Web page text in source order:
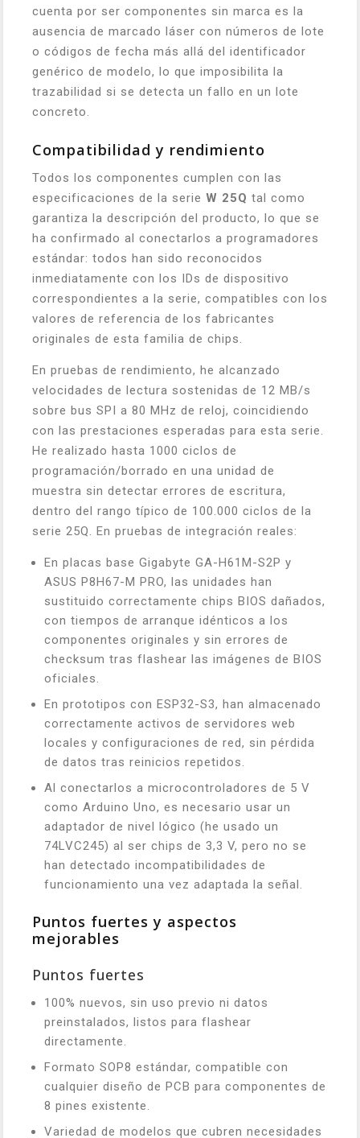
cuenta por ser componentes sin marca es la
ausencia de marcado láser con números de lote
o códigos de fecha más allá del identificador
genérico de modelo, lo que imposibilita la
trazabilidad si se detecta un fallo en un lote
concreto.
Compatibilidad y rendimiento
Todos los componentes cumplen con las
especificaciones de la serie W 25Q tal como
garantiza la descripción del producto, lo que se
ha confirmado al conectarlos a programadores
estándar: todos han sido reconocidos
inmediatamente con los IDs de dispositivo
correspondientes a la serie, compatibles con los
valores de referencia de los fabricantes
originales de esta familia de chips.
En pruebas de rendimiento, he alcanzado
velocidades de lectura sostenidas de 12 MB/s
sobre bus SPI a 80 MHz de reloj, coincidiendo
con las prestaciones esperadas para esta serie.
He realizado hasta 1000 ciclos de
programación/borrado en una unidad de
muestra sin detectar errores de escritura,
dentro del rango típico de 100.000 ciclos de la
serie 25Q. En pruebas de integración reales:
En placas base Gigabyte GA-H61M-S2P y
ASUS P8H67-M PRO, las unidades han
sustituido correctamente chips BIOS dañados,
con tiempos de arranque idénticos a los
componentes originales y sin errores de
checksum tras flashear las imágenes de BIOS
oficiales.
En prototipos con ESP32-S3, han almacenado
correctamente activos de servidores web
locales y configuraciones de red, sin pérdida
de datos tras reinicios repetidos.
Al conectarlos a microcontroladores de 5 V
como Arduino Uno, es necesario usar un
adaptador de nivel lógico (he usado un
74LVC245) al ser chips de 3,3 V, pero no se
han detectado incompatibilidades de
funcionamiento una vez adaptada la señal.
Puntos fuertes y aspectos
mejorables
Puntos fuertes
100% nuevos, sin uso previo ni datos
preinstalados, listos para flashear
directamente.
Formato SOP8 estándar, compatible con
cualquier diseño de PCB para componentes de
8 pines existente.
Variedad de modelos que cubren necesidades